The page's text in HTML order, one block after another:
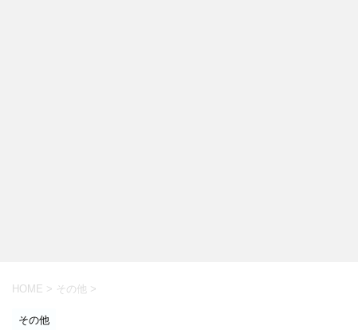
HOME > その他 >
その他